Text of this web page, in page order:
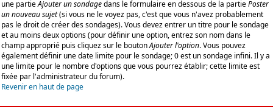
une partieAjouter un sondagedans le formulaire en dessous de la partiePoster
un nouveau sujet(si vous ne le voyez pas, c'est que vous n'avez probablement
pas le droit de créer des sondages). Vous devez entrer un titre pour le sondage
et au moins deux options (pour définir une option, entrez son nom dans le
champ approprié puis cliquez sur le boutonAjouter l'option. Vous pouvez
également définir une date limite pour le sondage; 0 est un sondage infini. Il y a
une limite pour le nombre d'options que vous pourrez établir; cette limite est
fixée par l'administrateur du forum).
Revenir en haut de page